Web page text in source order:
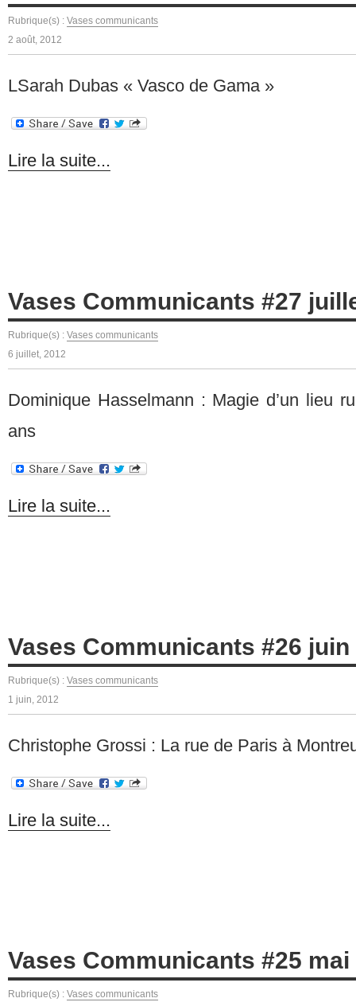
Rubrique(s) : Vases communicants
2 août, 2012
LSarah Dubas « Vasco de Gama »
Lire la suite...
Vases Communicants #27
Rubrique(s) : Vases communicants
6 juillet, 2012
Dominique Hasselmann : Magie d’un lieu
ans
Lire la suite...
Vases Communicants #26 juin
Rubrique(s) : Vases communicants
1 juin, 2012
Christophe Grossi : La rue de Paris à
Lire la suite...
Vases Communicants #25 mai
Rubrique(s) : Vases communicants